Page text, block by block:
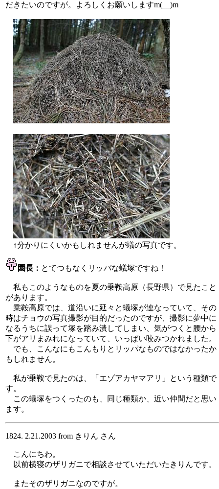
だきたいのですが。よろしくお願いしますm(__)m
↑分かりにくいかもしれませんが蟻の写真です。
園長： とてつもなくリッパな蟻塚ですね！
私もこのようなものを夏の乗鞍高原（長野県）で見たこと
があります。
乗鞍高原では、道沿いに延々と蟻塚が連なっていて、その
時はチョウの写真撮影が目的だったのですが、撮影に夢中に
なるうちに誤って塚を踏み潰してしまい、気がつくと腰から
下がアリまみれになっていて、いっぱい咬みつかれました。
でも、こんなにもこんもりとリッパなものではなかったか
もしれません。
私が乗鞍で見たのは、「エゾアカヤマアリ」という種類で
す。
この蟻塚をつくったのも、同じ種類か、近い仲間だと思い
ます。
1824. 2.21.2003 from きりん さん
こんにちわ。
以前横寝のザリガニで相談させていただいたきりんです。
またそのザリガニなのですが。